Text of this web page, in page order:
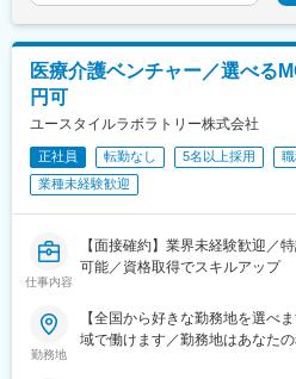
医療介護ベンチャー／選べる
円可
ユースタイルラボラトリー株式会社
正社員 転勤なし 5名以上採用
業種未経験歓迎
仕事内容
【面接確約】業界未経験歓迎／
可能／資格取得でスキルアップ
勤務地
【全国から好きな勤務地を選べ
域で働けます／勤務地はあなた